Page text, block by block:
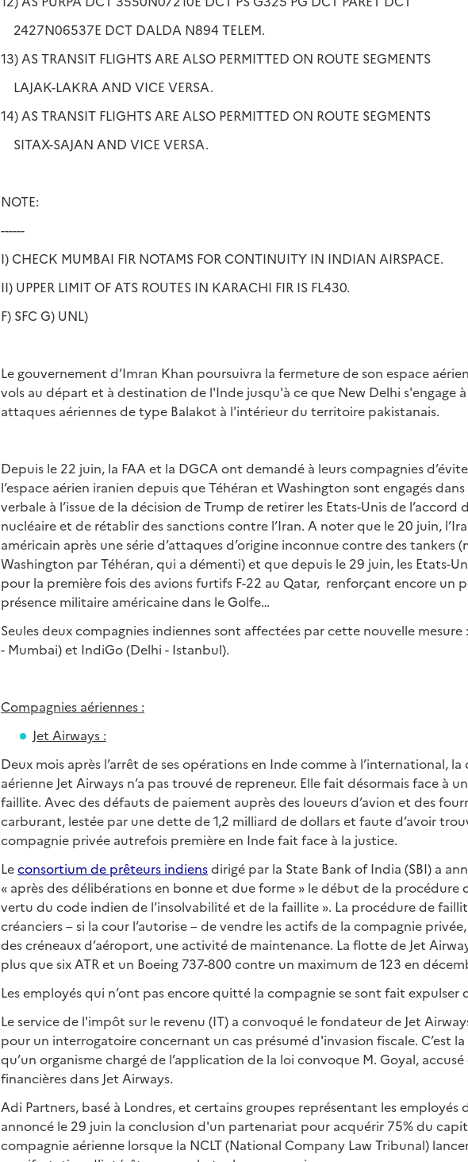
2427N06537E DCT DALDA N894 TELEM.
13) AS TRANSIT FLIGHTS ARE ALSO PERMITTED ON ROUTE SEGMENTS
LAJAK-LAKRA AND VICE VERSA.
14) AS TRANSIT FLIGHTS ARE ALSO PERMITTED ON ROUTE SEGMENTS
SITAX-SAJAN AND VICE VERSA.
NOTE:
------
I) CHECK MUMBAI FIR NOTAMS FOR CONTINUITY IN INDIAN AIRSPACE.
II) UPPER LIMIT OF ATS ROUTES IN KARACHI FIR IS FL430.
F) SFC G) UNL)
Le gouvernement d’Imran Khan poursuivra la fermeture de son espace
vols au départ et à destination de l'Inde jusqu'à ce que New Delhi s'engage
attaques aériennes de type Balakot à l'intérieur du territoire pakistanais.
Depuis le 22 juin, la FAA et la DGCA ont demandé à leurs compagnies
l’espace aérien iranien depuis que Téhéran et Washington sont engagés
verbale à l’issue de la décision de Trump de retirer les Etats-Unis de l’accord
nucléaire et de rétablir des sanctions contre l’Iran. A noter que le 20 juin,
américain après une série d’attaques d’origine inconnue contre des tankers
Washington par Téhéran, qui a démenti) et que depuis le 29 juin, les Etats-
pour la première fois des avions furtifs F-22 au Qatar, renforçant encore un
présence militaire américaine dans le Golfe…
Seules deux compagnies indiennes sont affectées par cette nouvelle mesure
- Mumbai) et IndiGo (Delhi - Istanbul).
Compagnies aériennes :
Jet Airways :
Deux mois après l’arrêt de ses opérations en Inde comme à l’international,
aérienne Jet Airways n’a pas trouvé de repreneur. Elle fait désormais face à
faillite. Avec des défauts de paiement auprès des loueurs d’avion et des
carburant, lestée par une dette de 1,2 milliard de dollars et faute d’avoir
compagnie privée autrefois première en Inde fait face à la justice.
Leconsortium de prêteurs indiensdirigé par la State Bank of India (SBI) a
« après des délibérations en bonne et due forme » le début de la procédure
vertu du code indien de l’insolvabilité et de la faillite ». La procédure de
créanciers – si la cour l’autorise – de vendre les actifs de la compagnie
des créneaux d’aéroport, une activité de maintenance. La flotte de Jet
plus que six ATR et un Boeing 737-800 contre un maximum de 123 en
Les employés qui n’ont pas encore quitté la compagnie se sont fait expulser
Le service de l'impôt sur le revenu (IT) a convoqué le fondateur de Jet
pour un interrogatoire concernant un cas présumé d'invasion fiscale. C’est
qu’un organisme chargé de l’application de la loi convoque M. Goyal, accusé
financières dans Jet Airways.
Adi Partners, basé à Londres, et certains groupes représentant les employés
annoncé le 29 juin la conclusion d'un partenariat pour acquérir 75% du
compagnie aérienne lorsque la NCLT (National Company Law Tribunal)